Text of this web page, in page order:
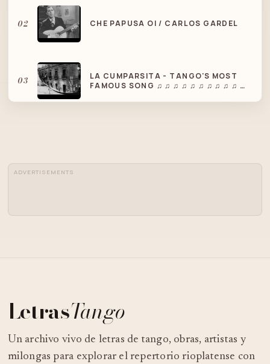
02 CHE PAPUSA OI / CARLOS GARDEL
03
LA CUMPARSITA - TANGO'S MOST
FAMOUS SONG ♫ ♫ ♫ ♫ ♫ ♫ ♫ ♫ ♫ ♫ ♫
08
PEDRO LAURENZ - JUAN CARLOS
CASAS - MASCARITA - VALS
ADVERTISEMENTS
LetrasTango
Un archivo vivo de letras de tango, obras, artistas y
milongas para explorar el repertorio rioplatense con